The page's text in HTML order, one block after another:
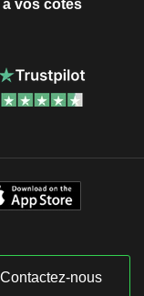
à vos côtés
Contactez-nous